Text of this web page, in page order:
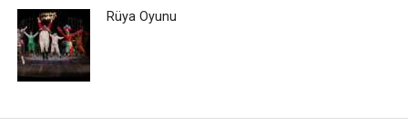
Rüya Oyunu